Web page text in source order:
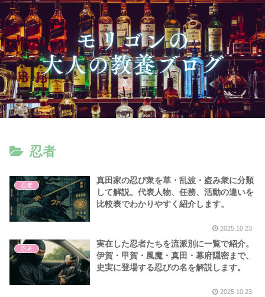
忍者
忍者
真田家の忍び衆を草・乱波・盗み衆に分類
して解説。代表人物、任務、活動の違いを
比較表でわかりやすく紹介します。
2025.10.23
忍者
実在した忍者たちを流派別に一覧で紹介。
伊賀・甲賀・風魔・真田・幕府隠密まで、
史実に登場する忍びの名を解説します。
2025.10.23